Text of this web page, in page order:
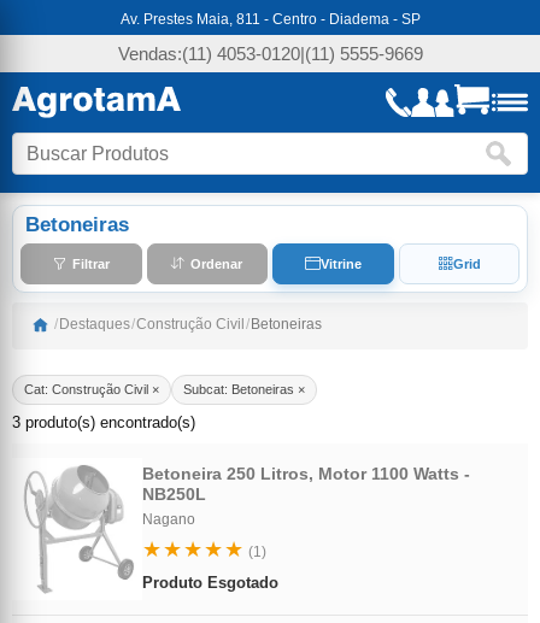
Av. Prestes Maia, 811 - Centro - Diadema - SP
Vendas:(11) 4053-0120|(11) 5555-9669
Betoneiras
Filtrar Ordenar Vitrine Grid
/ Destaques/Construção Civil / Betoneiras
Cat: Construção Civil × Subcat: Betoneiras ×
3 produto(s) encontrado(s)
Betoneira 250 Litros, Motor 1100 Watts -
NB250L
Nagano
★★★★★ (1)
Produto Esgotado